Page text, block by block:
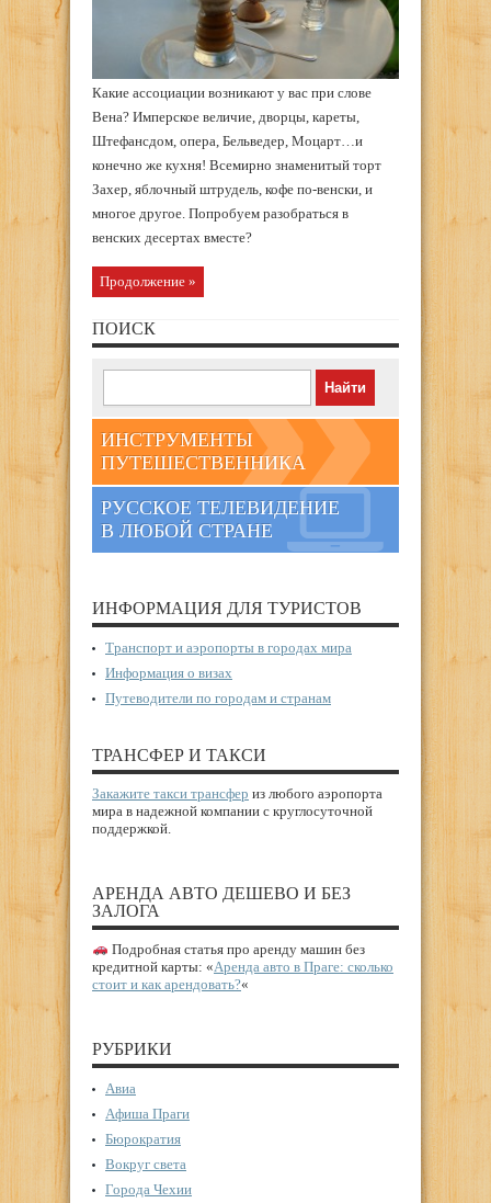
Какие ассоциации возникают у вас при слове
Вена? Имперское величие, дворцы, кареты,
Штефансдом, опера, Бельведер, Моцарт…и
конечно же кухня! Всемирно знаменитый торт
Захер, яблочный штрудель, кофе по-венски, и
многое другое. Попробуем разобраться в
венских десертах вместе?
Продолжение »
ПОИСК
ИНСТРУМЕНТЫ
ПУТЕШЕСТВЕННИКА
РУССКОЕ ТЕЛЕВИДЕНИЕ
В ЛЮБОЙ СТРАНЕ
ИНФОРМАЦИЯ ДЛЯ ТУРИСТОВ
Транспорт и аэропорты в городах мира
Информация о визах
Путеводители по городам и странам
ТРАНСФЕР И ТАКСИ
Закажите такси трансфер из любого аэропорта
мира в надежной компании с круглосуточной
поддержкой.
АРЕНДА АВТО ДЕШЕВО И БЕЗ
ЗАЛОГА
Подробная статья про аренду машин без
кредитной карты: «Аренда авто в Праге: сколько
стоит и как арендовать?«
РУБРИКИ
Авиа
Афиша Праги
Бюрократия
Вокруг света
Города Чехии